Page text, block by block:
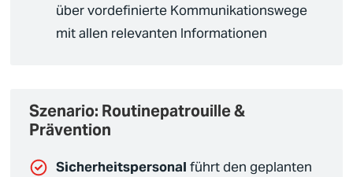
über vordefinierte Kommunikationswege
mit allen relevanten Informationen
Szenario: Routinepatrouille &
Prävention
Sicherheitspersonal führt den geplanten